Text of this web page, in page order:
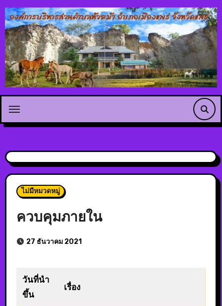
ไม่มีหมวดหมู่
ควบคุมภายใน
27 ธันวาคม 2021
วันที่นำ
ขึ้น
เรื่อง